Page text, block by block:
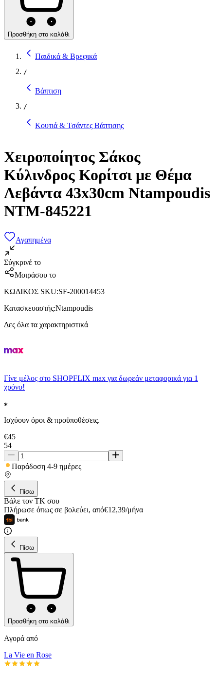
Προσθήκη στο καλάθι
Παιδικά & Βρεφικά
/
Βάπτιση
/
Κουτιά & Τσάντες Βάπτισης
Χειροποίητος Σάκος
Κύλινδρος Κορίτσι με Θέμα
Λεβάντα 43x30cm Ntampoudis
NTM-845221
Αγαπημένα
Σύγκρινέ το
Μοιράσου το
ΚΩΔΙΚΟΣ SKU:SF-200014453
Κατασκευαστής:Ntampoudis
Δες όλα τα χαρακτηριστικά
Γίνε μέλος στο SHOPFLIX max για δωρεάν μεταφορικά για 1
χρόνο!
Ισχύουν όροι & προϋποθέσεις.
€45
54
Παράδοση 4-9 ημέρες
Πίσω
Βάλε τον ΤΚ σου
Πλήρωσε όπως σε βολεύει, από€12,39/μήνα
Πίσω
Προσθήκη στο καλάθι
Αγορά από
La Vie en Rose